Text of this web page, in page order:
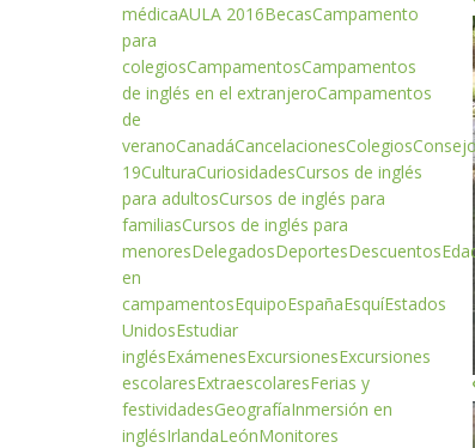
médicaAULA 2016BecasCampamento
para
colegiosCampamentosCampamentos
de inglés en el extranjeroCampamentos
de
veranoCanadáCancelacionesColegios
19CulturaCuriosidadesCursos de inglés
para adultosCursos de inglés para
familiasCursos de inglés para
menoresDelegadosDeportesDescuentos
en
campamentosEquipoEspañaEsquíEstados
UnidosEstudiar
inglésExámenesExcursionesExcursiones
escolaresExtraescolaresFerias y
festividadesGeografíaInmersión en
inglésIrlandaLeónMonitores